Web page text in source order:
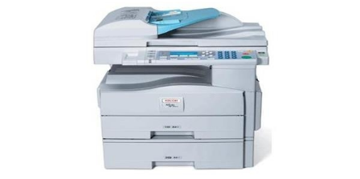
Đổi trả miễn phí trong 30 ngày
ĐẶC ĐIỂM NỔI BẬT
Aficio MP-171L
c độ copy- in- scan màu là 17
bản/ phút, số lượng copy nhiều bản từ 1 đến 99, thời gian copy bản đầu